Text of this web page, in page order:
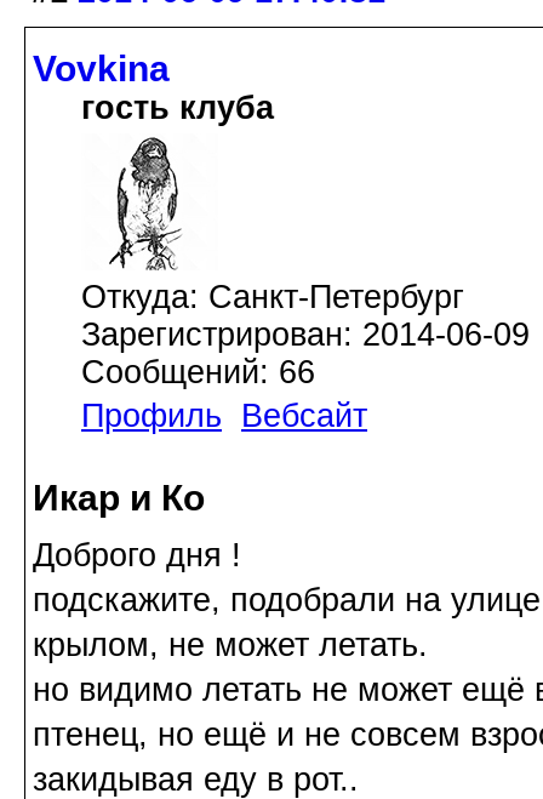
Vovkina
гость клуба
Откуда: Санкт-Петербург
Зарегистрирован: 2014-06-09
Сообщений: 66
Профиль
Вебсайт
Икар и Ко
Доброго дня !
подскажите, подобрали на
крылом, не может летать.
но видимо летать не может ещё
птенец, но ещё и не совсем
закидывая еду в рот..